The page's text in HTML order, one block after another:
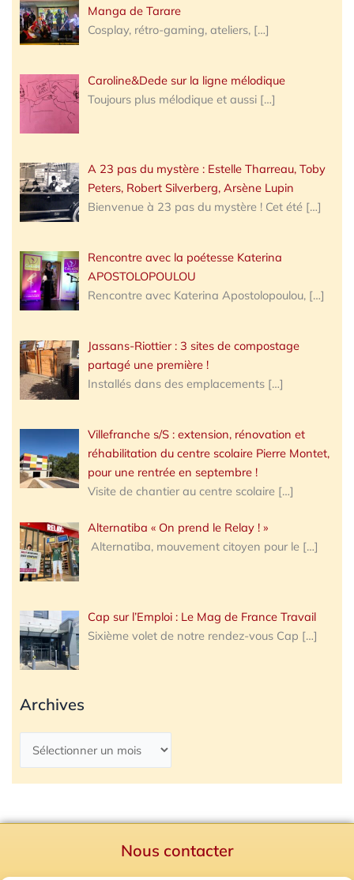
Manga de Tarare
Cosplay, rétro-gaming, ateliers, […]
Caroline&Dede sur la ligne mélodique
Toujours plus mélodique et aussi […]
A 23 pas du mystère : Estelle Tharreau, Toby
Peters, Robert Silverberg, Arsène Lupin
Bienvenue à 23 pas du mystère ! Cet été […]
Rencontre avec la poétesse Katerina
APOSTOLOPOULOU
Rencontre avec Katerina Apostolopoulou, […]
Jassans-Riottier : 3 sites de compostage
partagé une première !
Installés dans des emplacements […]
Villefranche s/S : extension, rénovation et
réhabilitation du centre scolaire Pierre Montet,
pour une rentrée en septembre !
Visite de chantier au centre scolaire […]
Alternatiba « On prend le Relay ! »
Alternatiba, mouvement citoyen pour le […]
Cap sur l’Emploi : Le Mag de France Travail
Sixième volet de notre rendez-vous Cap […]
Archives
Nous contacter